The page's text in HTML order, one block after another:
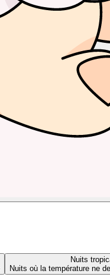
Nuits
Nuits où la température ne